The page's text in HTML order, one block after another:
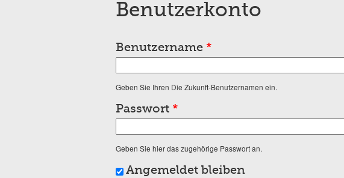
Benutzerkonto
Benutzername *
Geben Sie Ihren Die Zukunft-Benutzernamen ein.
Passwort *
Geben Sie hier das zugehörige Passwort an.
Angemeldet bleiben